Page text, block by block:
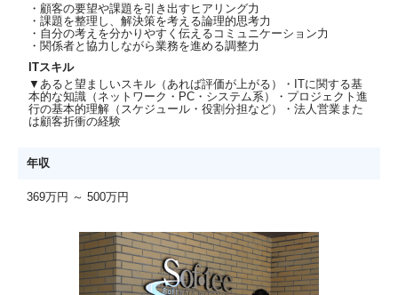
・顧客の要望や課題を引き出すヒアリング力
・課題を整理し、解決策を考える論理的思考力
・自分の考えを分かりやすく伝えるコミュニケーション力
・関係者と協力しながら業務を進める調整力
ITスキル
▼あると望ましいスキル（あれば評価が上がる）・ITに関する基
本的な知識（ネットワーク・PC・システム系）・プロジェクト進
行の基本的理解（スケジュール・役割分担など）・法人営業また
は顧客折衝の経験
年収
369万円 ～ 500万円